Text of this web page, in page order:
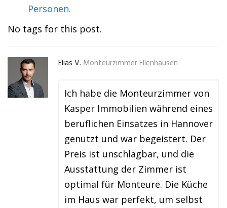
Personen.
No tags for this post.
Elias V. Monteurzimmer Ellenhausen
Ich habe die Monteurzimmer von
Kasper Immobilien während eines
beruflichen Einsatzes in Hannover
genutzt und war begeistert. Der
Preis ist unschlagbar, und die
Ausstattung der Zimmer ist
optimal für Monteure. Die Küche
im Haus war perfekt, um selbst